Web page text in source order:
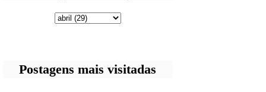
Postagens mais visitadas